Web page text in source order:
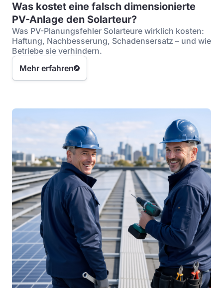
Was kostet eine falsch dimensionierte
PV-Anlage den Solarteur?
Was PV-Planungsfehler Solarteure wirklich kosten:
Haftung, Nachbesserung, Schadensersatz – und wie
Betriebe sie verhindern.
Mehr erfahren